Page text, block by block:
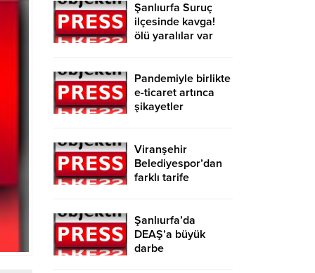
Şanlıurfa Suruç
ilçesinde kavga!
ölü yaralılar var
Pandemiyle birlikte
e-ticaret artınca
şikayetler
Viranşehir
Belediyespor’dan
farklı tarife
Şanlıurfa’da
DEAŞ’a büyük
darbe